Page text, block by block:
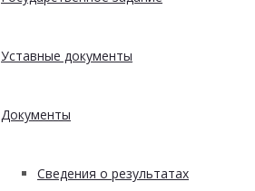
Уставные документы
Документы
Сведения о результатах